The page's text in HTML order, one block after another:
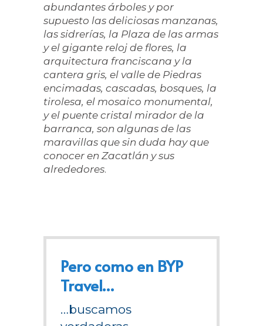
abundantes árboles y por
supuesto las deliciosas manzanas,
las sidrerías, la Plaza de las armas
y el gigante reloj de flores, la
arquitectura franciscana y la
cantera gris, el valle de Piedras
encimadas, cascadas, bosques, la
tirolesa, el mosaico monumental,
y el puente cristal mirador de la
barranca, son algunas de las
maravillas que sin duda hay que
conocer en Zacatlán y sus
alrededores.
Pero como en BYP
Travel…
…buscamos